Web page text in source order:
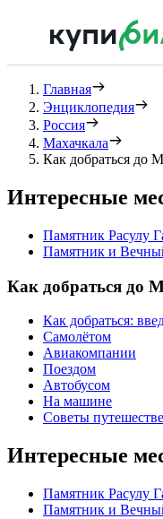
Главная
Энциклопедия
Россия
Махачкала
Как добраться до
Интересные
Памятник Расулу
Памятник и
Как добраться до
Как добраться:
Самолётом
Авиакомпании
Поездом
Автобусом
На машине
Советы
Интересные
Памятник Расулу
Памятник и